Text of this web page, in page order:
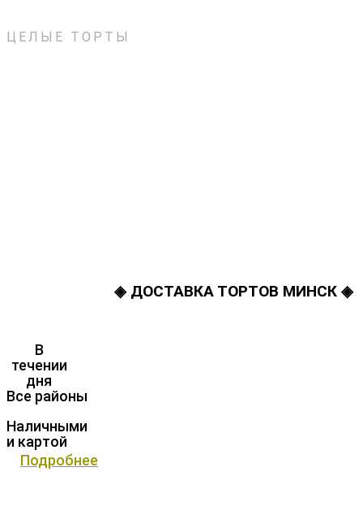
◈ ДОСТАВКА ТОРТОВ МИНСК ◈
В
течении
дня
Все районы
Наличными
и картой
Подробнее
ЦЕЛЫЕ ТОРТЫ